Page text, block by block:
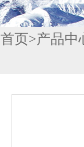
首页>产品中